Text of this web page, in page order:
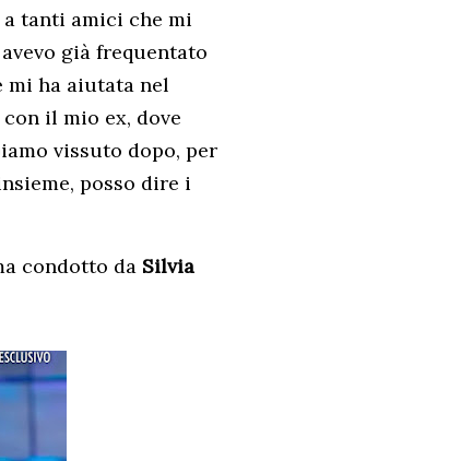
tanti amici che mi
già frequentato
mi ha aiutata nel
il mio ex, dove
vissuto dopo, per
posso dire i
condotto da Silvia